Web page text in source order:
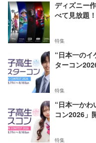
ディズニー
べて見放題！
特集
“日本一のイ
ターコン
特集
“日本一かわ
コン2026」
特集